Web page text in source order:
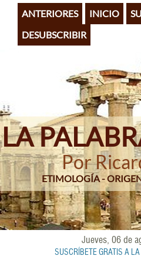
Pasar
contenido
principal
ANTERIORES INICIO
DESUBSCRIBIR
LA
Por
ETIMOLOGÍA -
Jueves, 06 de
SUSCRÍBETE GRATIS A